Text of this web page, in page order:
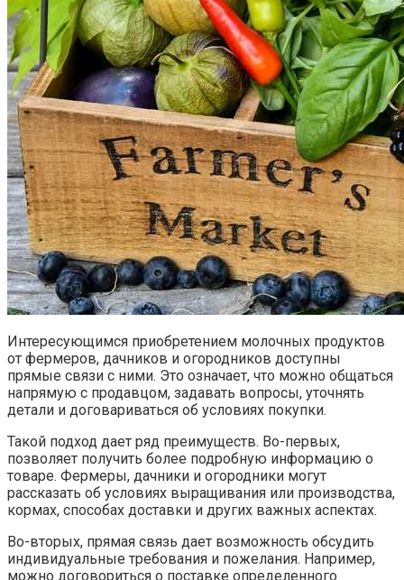
Интересующимся приобретением молочных продуктов
от фермеров, дачников и огородников доступны
прямые связи с ними. Это означает, что можно общаться
напрямую с продавцом, задавать вопросы, уточнять
детали и договариваться об условиях покупки.
Такой подход дает ряд преимуществ. Во-первых,
позволяет получить более подробную информацию о
товаре. Фермеры, дачники и огородники могут
рассказать об условиях выращивания или производства,
кормах, способах доставки и других важных аспектах.
Во-вторых, прямая связь дает возможность обсудить
индивидуальные требования и пожелания. Например,
можно договориться о поставке определенного